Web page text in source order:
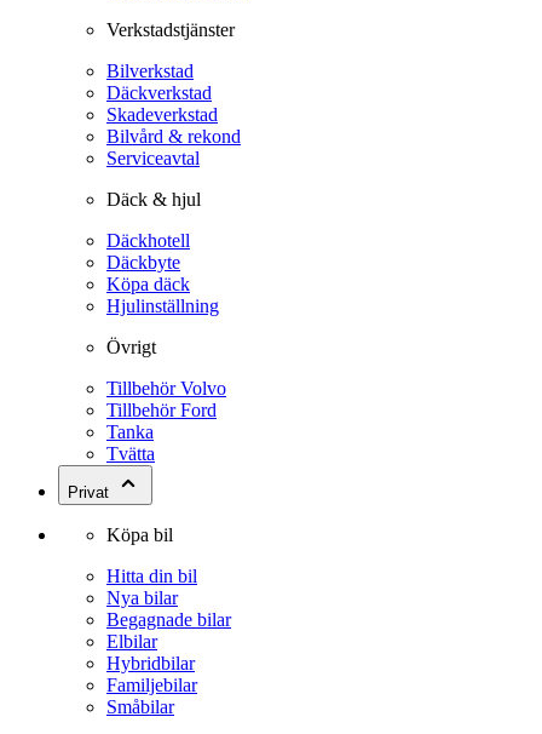
Verkstadstjänster
Bilverkstad
Däckverkstad
Skadeverkstad
Bilvård & rekond
Serviceavtal
Däck & hjul
Däckhotell
Däckbyte
Köpa däck
Hjulinställning
Övrigt
Tillbehör Volvo
Tillbehör Ford
Tanka
Tvätta
Privat
Köpa bil
Hitta din bil
Nya bilar
Begagnade bilar
Elbilar
Hybridbilar
Familjebilar
Småbilar